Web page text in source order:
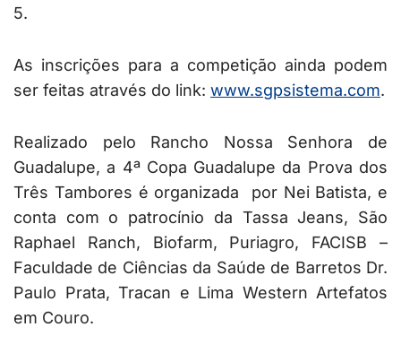
5.
As inscrições para a competição ainda podem
ser feitas através do link: www.sgpsistema.com.
Realizado pelo Rancho Nossa Senhora de
Guadalupe, a 4ª Copa Guadalupe da Prova dos
Três Tambores é organizada por Nei Batista, e
conta com o patrocínio da Tassa Jeans, São
Raphael Ranch, Biofarm, Puriagro, FACISB –
Faculdade de Ciências da Saúde de Barretos Dr.
Paulo Prata, Tracan e Lima Western Artefatos
em Couro.